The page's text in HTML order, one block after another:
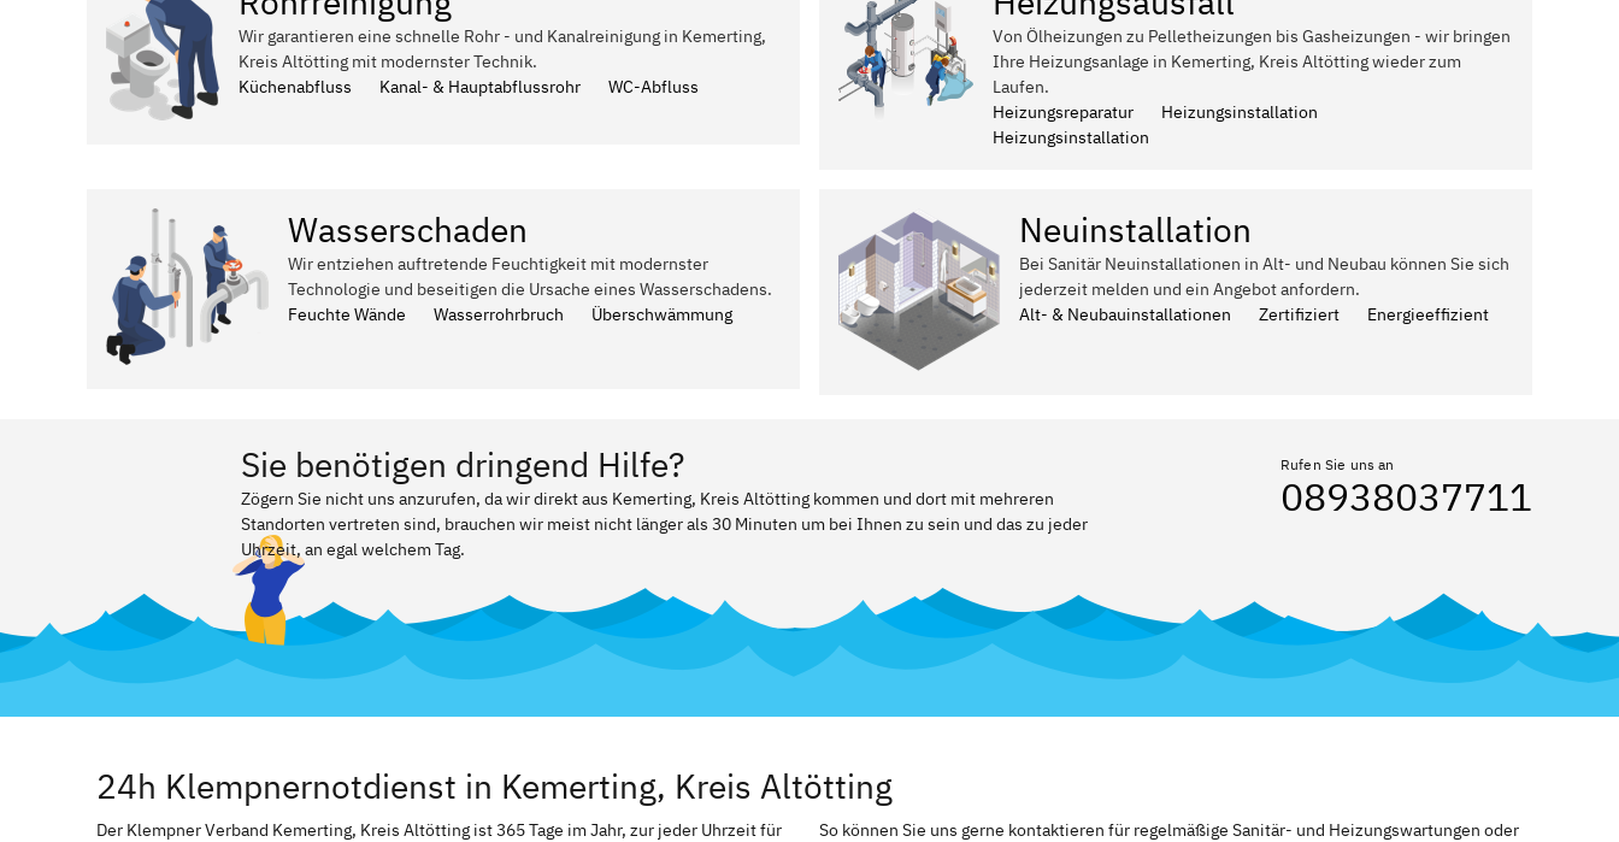
Wir garantieren eine schnelle Rohr - und Kanalreinigung in Kemerting,
Kreis Altötting mit modernster Technik.
Küchenabfluss
Kanal- & Hauptabflussrohr WC-Abfluss
Von Ölheizungen zu Pelletheizungen bis Gasheizungen - wir bringen
Ihre Heizungsanlage in Kemerting, Kreis Altötting wieder zum
Laufen.
Heizungsreparatur
Heizungsinstallation
Heizungsinstallation
Wasserschaden
Wir entziehen auftretende Feuchtigkeit mit modernster
Technologie und beseitigen die Ursache eines Wasserschadens.
Feuchte Wände
Wasserrohrbruch Überschwämmung
Neuinstallation
Bei Sanitär Neuinstallationen in Alt- und Neubau können Sie sich
jederzeit melden und ein Angebot anfordern.
Alt- & Neubauinstallationen
Zertifiziert Energieeffizient
Sie benötigen dringend Hilfe?
Zögern Sie nicht uns anzurufen, da wir direkt aus Kemerting, Kreis Altötting kommen und dort mit mehreren
Standorten vertreten sind, brauchen wir meist nicht länger als 30 Minuten um bei Ihnen zu sein und das zu jeder
Uhrzeit, an egal welchem Tag.
Rufen Sie uns an
08938037711
24h Klempnernotdienst in Kemerting, Kreis Altötting
Der Klempner Verband Kemerting, Kreis Altötting ist 365 Tage im Jahr, zur jeder Uhrzeit für
So können Sie uns gerne kontaktieren für regelmäßige Sanitär- und Heizungswartungen oder